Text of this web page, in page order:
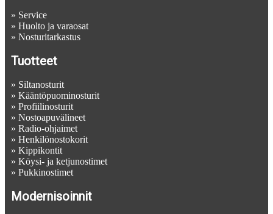
» Service
» Huolto ja varaosat
» Nosturitarkastus
Tuotteet
» Siltanosturit
» Kääntöpuominosturit
» Profiilinosturit
» Nostoapuvälineet
» Radio-ohjaimet
» Henkilönostokorit
» Kippikontit
» Köysi- ja ketjunostimet
» Pukkinostimet
Modernisoinnit